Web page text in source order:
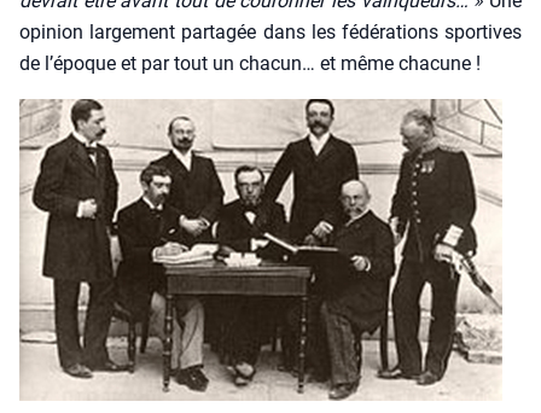
opi­nion lar­ge­ment par­ta­gée dans les fédé­ra­tions spor­tives
de l’époque et par tout un cha­cun… et même cha­cune !